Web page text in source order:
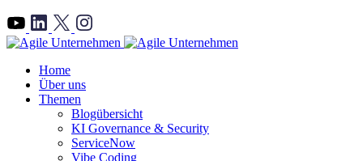
">
Home
Über uns
Themen
Blogübersicht
KI Governance & Security
ServiceNow
Vibe Coding